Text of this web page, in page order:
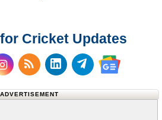
Cricket Updates
on Facebook
us on X (Twitter)
Subscribe to our RSS
Follow us on
Follow us on
Follow us
ADVERTISEMENT